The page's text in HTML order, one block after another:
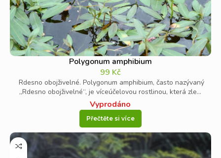
Polygonum amphibium
99 Kč
Rdesno obojživelné. Polygonum amphibium, často nazývaný
„Rdesno obojživelné“, je víceúčelovou rostlinou, která zle...
Vyprodáno
Přečtěte si více